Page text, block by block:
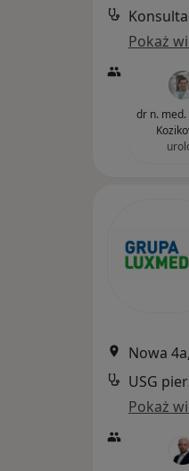
Pokaż
dr n.
Nowa
USG
Pokaż